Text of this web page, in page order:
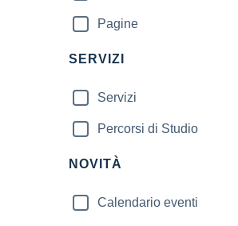
Pagine
SERVIZI
Servizi
Percorsi di Studio
NOVITÀ
Calendario eventi